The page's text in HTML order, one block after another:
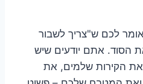
לכם ש"צריך לשבור
הסוד. אתם יודעים שיש
הקירות שלמים, את